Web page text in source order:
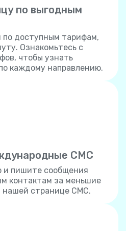
по выгодным
по доступным тарифам,
Ознакомьтесь с
чтобы узнать
каждому направлению.
СМС
и пишите сообщения
контактам за меньшие
нашей странице СМС.